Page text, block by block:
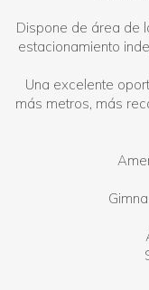
Dispone de área de
estacionamiento
Una excelente
más metros, más